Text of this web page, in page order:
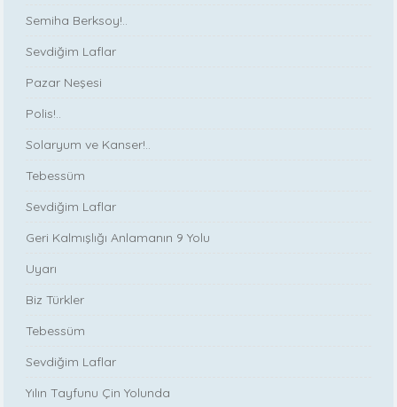
Semiha Berksoy!..
Sevdiğim Laflar
Pazar Neşesi
Polis!..
Solaryum ve Kanser!..
Tebessüm
Sevdiğim Laflar
Geri Kalmışlığı Anlamanın 9 Yolu
Uyarı
Biz Türkler
Tebessüm
Sevdiğim Laflar
Yılın Tayfunu Çin Yolunda